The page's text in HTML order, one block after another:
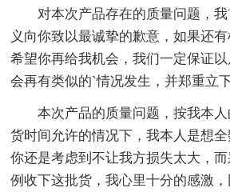
对本次产品存在的质量问题，
义向你致以最诚挚的歉意，如果还
希望你再给我机会，我们一定保证
会再有类似的`情况发生，并郑重立
本次产品的质量问题，按我本
货时间允许的情况下，我本人是想
你还是考虑到不让我方损失太大，
例收下这批货，我心里十分的感激